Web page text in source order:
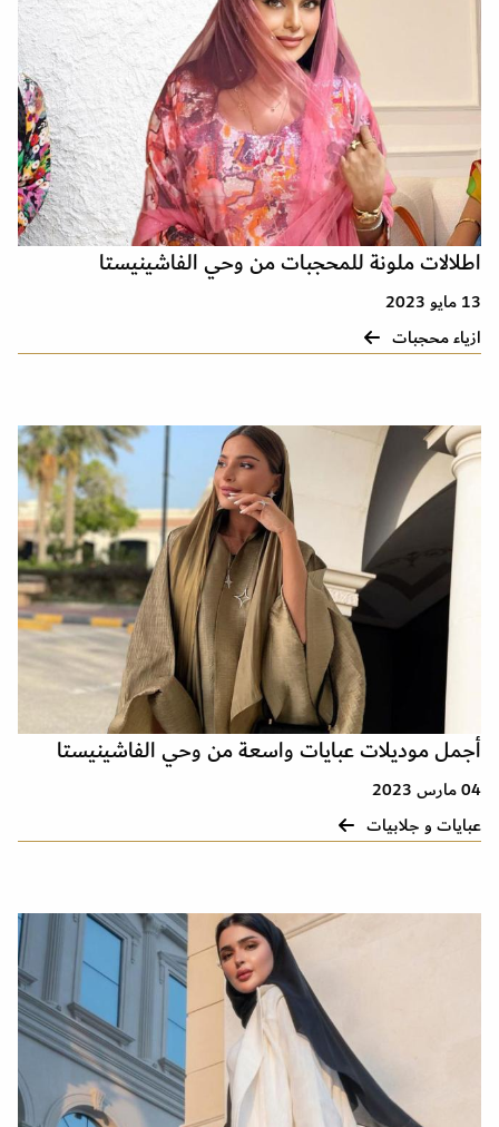
اطلالات ملونة للمحجبات من وحي الفاشينيستا
13 مايو 2023
ازياء محجبات
أجمل موديلات عبايات واسعة من وحي الفاشينيستا
04 مارس 2023
عبايات و جلابيات